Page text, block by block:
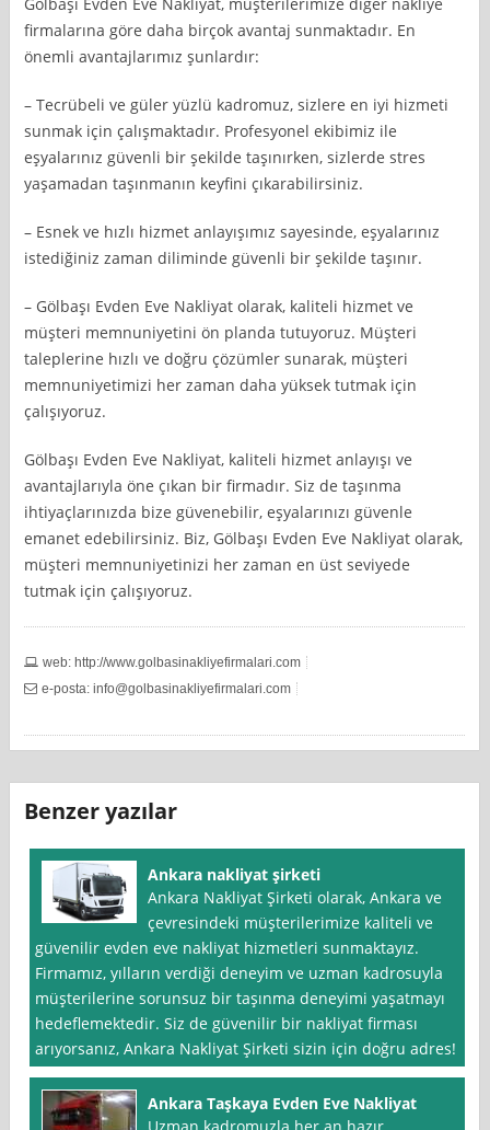
firmalarına göre daha birçok avantaj sunmaktadır. En
önemli avantajlarımız şunlardır:
– Tecrübeli ve güler yüzlü kadromuz, sizlere en iyi hizmeti
sunmak için çalışmaktadır. Profesyonel ekibimiz ile
eşyalarınız güvenli bir şekilde taşınırken, sizlerde stres
yaşamadan taşınmanın keyfini çıkarabilirsiniz.
– Esnek ve hızlı hizmet anlayışımız sayesinde, eşyalarınız
istediğiniz zaman diliminde güvenli bir şekilde taşınır.
– Gölbaşı Evden Eve Nakliyat olarak, kaliteli hizmet ve
müşteri memnuniyetini ön planda tutuyoruz. Müşteri
taleplerine hızlı ve doğru çözümler sunarak, müşteri
memnuniyetimizi her zaman daha yüksek tutmak için
çalışıyoruz.
Gölbaşı Evden Eve Nakliyat, kaliteli hizmet anlayışı ve
avantajlarıyla öne çıkan bir firmadır. Siz de taşınma
ihtiyaçlarınızda bize güvenebilir, eşyalarınızı güvenle
emanet edebilirsiniz. Biz, Gölbaşı Evden Eve Nakliyat olarak,
müşteri memnuniyetinizi her zaman en üst seviyede
tutmak için çalışıyoruz.
web: http://www.golbasinakliyefirmalari.com
e-posta:info@golbasinakliyefirmalari.com
Benzer yazılar
Ankara nakliyat şirketi
Ankara Nakliyat Şirketi olarak, Ankara ve
çevresindeki müşterilerimize kaliteli ve
güvenilir evden eve nakliyat hizmetleri sunmaktayız.
Firmamız, yılların verdiği deneyim ve uzman kadrosuyla
müşterilerine sorunsuz bir taşınma deneyimi yaşatmayı
hedeflemektedir. Siz de güvenilir bir nakliyat firması
arıyorsanız, Ankara Nakliyat Şirketi sizin için doğru adres!
Ankara Taşkaya Evden Eve Nakliyat